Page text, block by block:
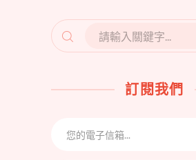
SEARCH
FOR:
訂閱我們